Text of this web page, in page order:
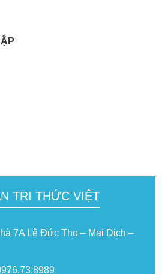
TRI THỨC VIỆT
7A Lê Đức Thọ – Mai Dịch –